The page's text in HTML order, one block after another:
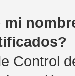
Control